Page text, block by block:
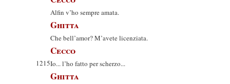
Alfin v’ho sempre amata.
Ghitta
Che bell’amor? M’avete licenziata.
Cecco
1215Io... l’ho fatto per scherzo...
Ghitta